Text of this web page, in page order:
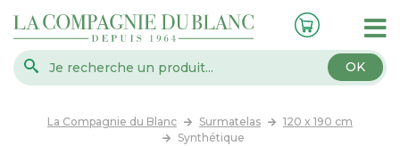
OK
La Compagnie du Blanc Surmatelas
120 x 190 cm
Synthétique